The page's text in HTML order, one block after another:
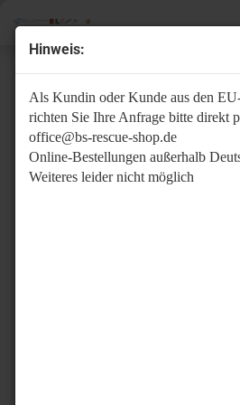
Hinweis:
Als Kundin oder Kunde aus den
richten Sie Ihre Anfrage bitte direkt
office@bs-rescue-shop.de
Online-Bestellungen außerhalb
Weiteres leider nicht möglich